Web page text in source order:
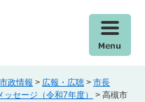
市政情報 > 広報・広聴 > 市長
ッセージ（令和7年度） > 高槻市